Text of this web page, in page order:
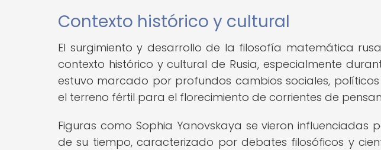
Contexto histórico y cultural
El surgimiento y desarrollo de la filosofía matemática
contexto histórico y cultural de Rusia, especialmente
estuvo marcado por profundos cambios sociales,
el terreno fértil para el florecimiento de corrientes de
Figuras como Sophia Yanovskaya se vieron influenciadas
de su tiempo, caracterizado por debates filosóficos y